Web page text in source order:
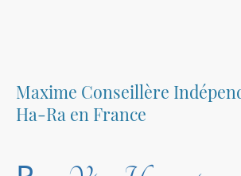
Maxime Conseillère
Ha-Ra en France